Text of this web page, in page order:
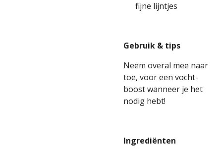
fijne lijntjes
Gebruik & tips
Neem overal mee naar
toe, voor een vocht-
boost wanneer je het
nodig hebt!
Ingrediënten